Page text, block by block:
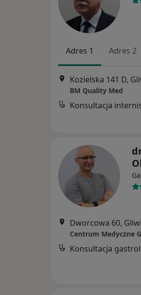
Adres 1 Adres 2
Kozielska 141 D,
BM Quality Med
Konsultacja
Dworcowa 60,
Centrum Medyczne
Konsultacja